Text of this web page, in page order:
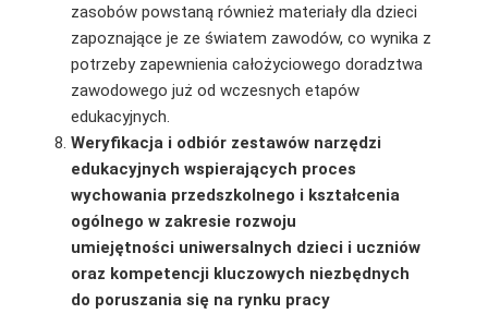
zasobów powstaną również materiały dla dzieci
zapoznające je ze światem zawodów, co wynika z
potrzeby zapewnienia całożyciowego doradztwa
zawodowego już od wczesnych etapów
edukacyjnych.
Weryfikacja i odbiór zestawów narzędzi
edukacyjnych wspierających proces
wychowania przedszkolnego i kształcenia
ogólnego w zakresie rozwoju
umiejętności uniwersalnych dzieci i uczniów
oraz kompetencji kluczowych niezbędnych
do poruszania się na rynku pracy